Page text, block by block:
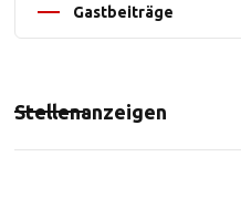
Gastbeiträge
Stellenanzeigen